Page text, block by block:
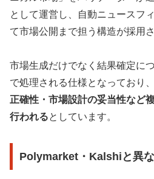
として運営し、自動ニュースフ
て市場公開まで担う構造が採用
市場生成だけでなく結果確定に
で処理される仕様となっており、
正確性・市場設計の妥当性など
行われるとしています。
Polymarket・Kalshiと異